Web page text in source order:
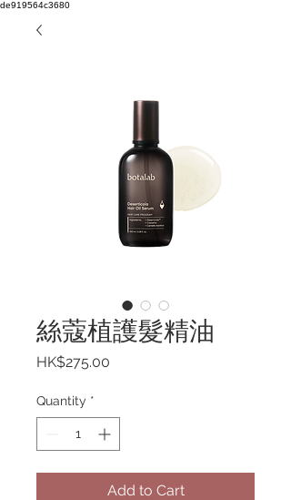
de919564c3680
絲蔻植護髮精油
HK$275.00
Quantity *
Add to Cart